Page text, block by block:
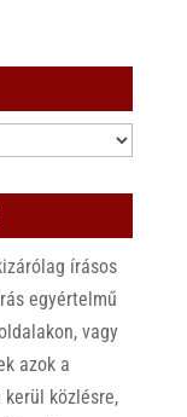
írásos
egyértelmű
vagy
azok a
közlésre,